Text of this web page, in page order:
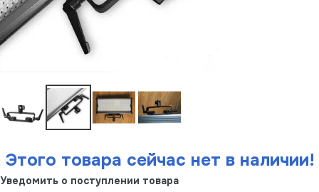
Этого товара сейчас нет в наличии!
Уведомить о поступлении товара